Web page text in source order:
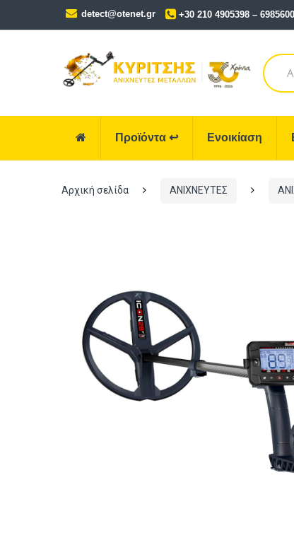
detect@otenet.gr +30 210 4905398 –
Search
for:
Προϊόντα ↩ Ενοικίαση
Αρχική σελίδα ΑΝΙΧΝΕΥΤΕΣ